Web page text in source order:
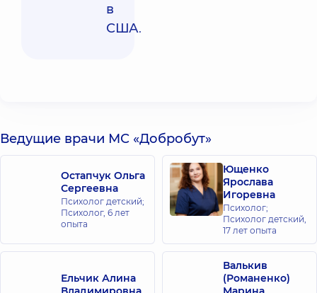
в
США.
Ведущие врачи МС «Добробут»
Остапчук Ольга
Сергеевна
Психолог детский;
Психолог, 6 лет
опыта
Ющенко
Ярослава
Игоревна
Психолог;
Психолог детский,
17 лет опыта
Ельчик Алина
Валькив
(Романенко)